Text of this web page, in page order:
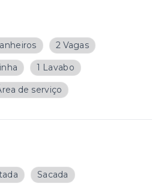
2 Vagas
1 Lavabo
de serviço
Sacada